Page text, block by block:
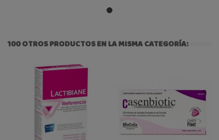
100 OTROS PRODUCTOS EN LA MISMA CATEGORÍA: